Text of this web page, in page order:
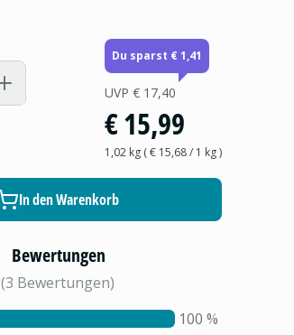
Du sparst € 1,41
UVP € 17,40
€ 15,99
1,02 kg(€ 15,68/ 1 kg)
In den Warenkorb
Bewertungen
(3 Bewertungen)
100 %